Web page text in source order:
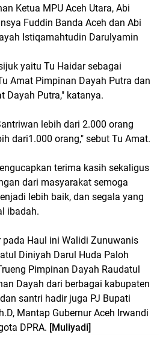
Ketua MPU Aceh Utara, Abi
Fuddin Banda Aceh dan Abi
Istiqamahtudin Darulyamin
yaitu Tu Haidar sebagai
Amat Pimpinan Dayah Putra dan
Dayah Putra," katanya.
lebih dari 2.000 orang
dari1.000 orang," sebut Tu Amat.
terima kasih sekaligus
dari masyarakat semoga
lebih baik, dan segala yang
ibadah.
Haul ini Walidi Zunuwanis
Diniyah Darul Huda Paloh
Pimpinan Dayah Raudatul
Dayah dari berbagai kabupaten
santri hadir juga PJ Bupati
Mantap Gubernur Aceh Irwandi
DPRA. [Muliyadi]